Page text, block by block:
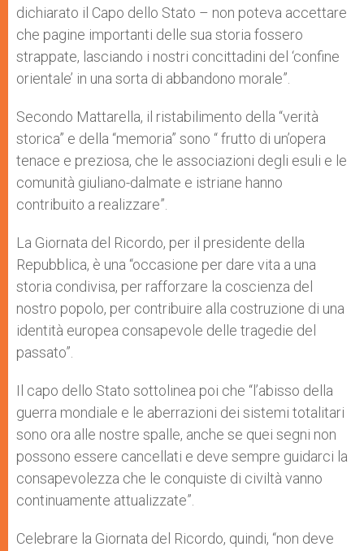
dichiarato il Capo dello Stato – non poteva accettare
che pagine importanti delle sua storia fossero
strappate, lasciando i nostri concittadini del ‘confine
orientale’ in una sorta di abbandono morale”.
Secondo Mattarella, il ristabilimento della “verità
storica” e della “memoria” sono “ frutto di un’opera
tenace e preziosa, che le associazioni degli esuli e le
comunità giuliano-dalmate e istriane hanno
contribuito a realizzare”.
La Giornata del Ricordo, per il presidente della
Repubblica, è una “occasione per dare vita a una
storia condivisa, per rafforzare la coscienza del
nostro popolo, per contribuire alla costruzione di una
identità europea consapevole delle tragedie del
passato”.
Il capo dello Stato sottolinea poi che “l’abisso della
guerra mondiale e le aberrazioni dei sistemi totalitari
sono ora alle nostre spalle, anche se quei segni non
possono essere cancellati e deve sempre guidarci la
consapevolezza che le conquiste di civiltà vanno
continuamente attualizzate”.
Celebrare la Giornata del Ricordo, quindi, “non deve